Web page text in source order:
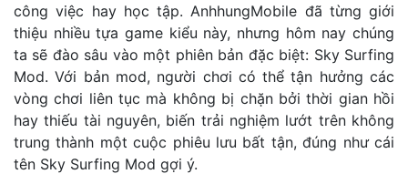
công việc hay học tập. AnhhungMobile đã từng giới
thiệu nhiều tựa game kiểu này, nhưng hôm nay chúng
ta sẽ đào sâu vào một phiên bản đặc biệt: Sky Surfing
Mod. Với bản mod, người chơi có thể tận hưởng các
vòng chơi liên tục mà không bị chặn bởi thời gian hồi
hay thiếu tài nguyên, biến trải nghiệm lướt trên không
trung thành một cuộc phiêu lưu bất tận, đúng như cái
tên Sky Surfing Mod gợi ý.